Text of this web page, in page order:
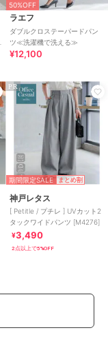
50%OFF
ラエフ
ダブルクロステーパードパン
ツ≪洗濯機で洗える≫
¥12,100
PR
期間限定SALE まとめ割
神戸レタス
[ Petitle / プチレ ] UVカット2
タックワイドパンツ [M4276]
¥3,490
2点以上で5%OFF